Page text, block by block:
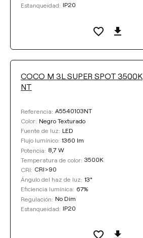
Estanqueidad: IP20
COCO M 3L SUPER SPOT 3500K
NT
Referencia: A5540103NT
Color: Negro Texturado
Fuente de luz: LED
Flujo lumínico: 1360 lm
Potencia: 8,7 W
Temperatura de color: 3500K
CRI: CRI>90
Ángulo del haz de luz: 13°
Eficiencia lumínica: 67%
Regulación: No Dim
Estanqueidad: IP20